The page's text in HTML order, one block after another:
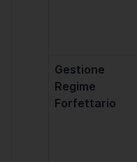
Gestione
Regime
Forfettario